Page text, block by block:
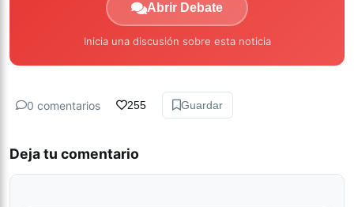
Abrir Debate
Inicia una discusión sobre esta noticia
0 comentarios 255 Guardar
Deja tu comentario